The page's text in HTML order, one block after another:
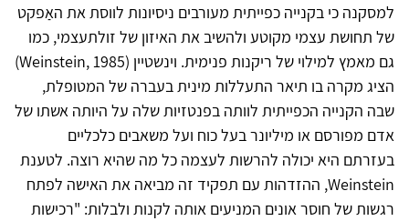
למסקנה כי בקנייה כפייתית מעורבים ניסיונות לווסת את האַפקט
של תחושת עצמי מקוטע ולהשיב את האיזון של זולתעצמי, כמו
גם מאמץ למילוי של ריקנות פנימית. וינשטיין (Weinstein, 1985)
הציג מקרה בו תיאר התעללות מינית בעברה של המטופלת,
שבה הקנייה הכפייתית לוותה בפנטזיות שלה על היותה אשתו של
אדם מפורסם או מיליונר בעל כוח ועל משאבים כלכליים
בעזרתם היא יכולה להרשות לעצמה כל מה שהיא רוצה. לטענת
Weinstein, ההזדהות עם תפקיד זה מביאה את האישה לפתח
רגשות של חוסר אונים המניעים אותה לקנות ולבלות: "רכישות